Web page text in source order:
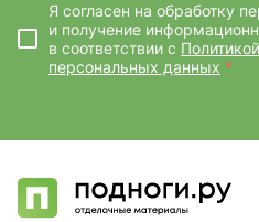
Я согласен на обработку
и получение
в соответствии с
персональных данных *